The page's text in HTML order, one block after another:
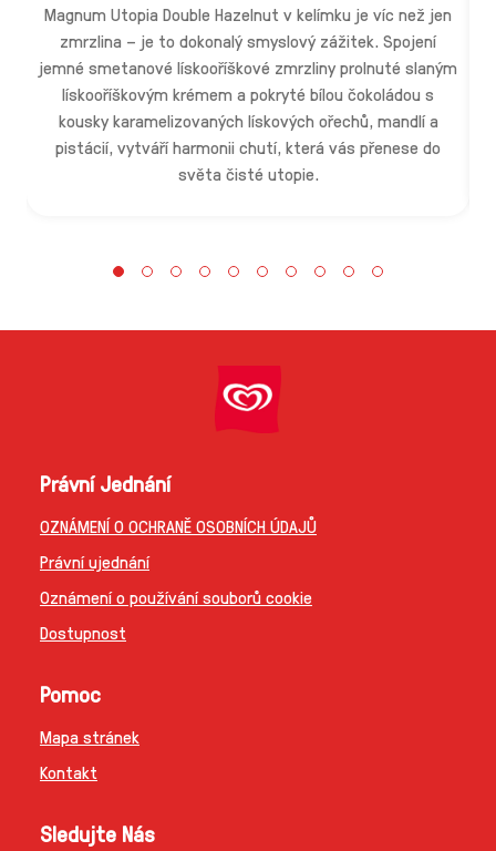
Magnum Utopia Double Hazelnut v kelímku je víc než jen
zmrzlina – je to dokonalý smyslový zážitek. Spojení
jemné smetanové lískooříškové zmrzliny prolnuté slaným
lískooříškovým krémem a pokryté bílou čokoládou s
kousky karamelizovaných lískových ořechů, mandlí a
pistácií, vytváří harmonii chutí, která vás přenese do
světa čisté utopie.
Právní Jednání
OZNÁMENÍ O OCHRANĚ OSOBNÍCH ÚDAJŮ
Právní ujednání
Oznámení o používání souborů cookie
Dostupnost
Pomoc
Mapa stránek
Kontakt
Sledujte Nás